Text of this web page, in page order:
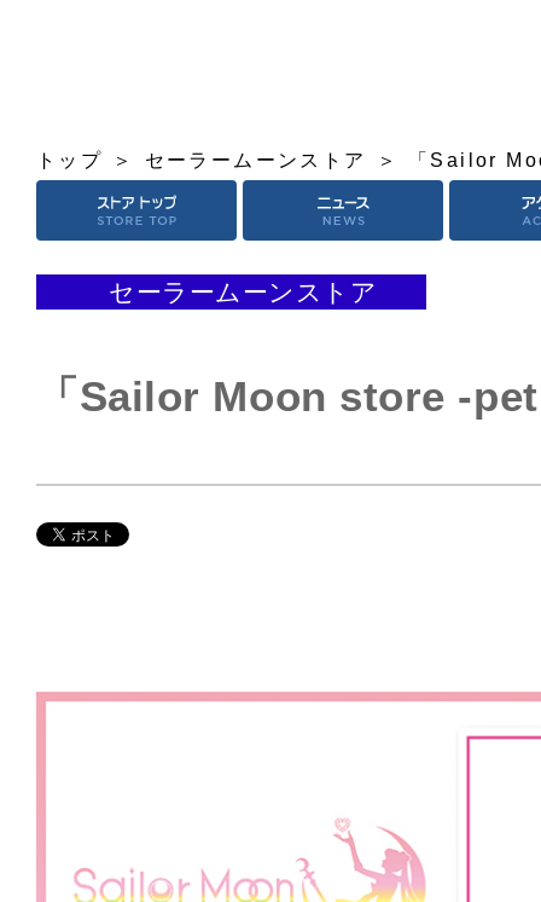
トップ セーラームーンストア 「Sailor
セーラームーンストア
「Sailor Moon store -